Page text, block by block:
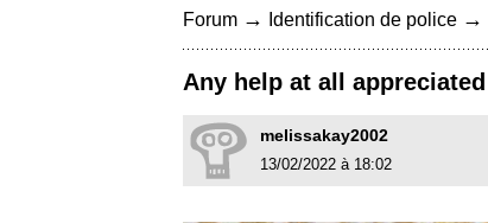
Forum → Identification de police →
Any help at all appreciated
melissakay2002
13/02/2022 à 18:02